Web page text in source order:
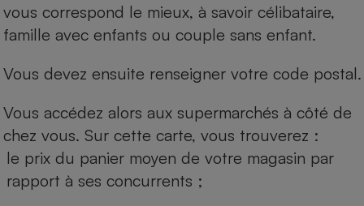
vous correspond le mieux, à savoir célibataire,
famille avec enfants ou couple sans enfant.
Vous devez ensuite renseigner votre code postal.
Vous accédez alors aux supermarchés à côté de
chez vous. Sur cette carte, vous trouverez :
le prix du panier moyen de votre magasin par
rapport à ses concurrents ;